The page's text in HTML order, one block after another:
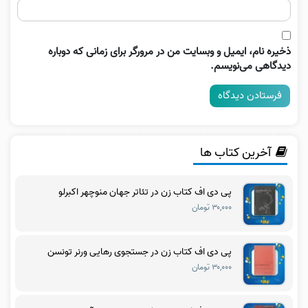
ذخیره نام، ایمیل و وبسایت من در مرورگر برای زمانی که دوباره
دیدگاهی می‌نویسم.
آخرین کتاب ها
پی دی اف کتاب زن در تئاتر جهان منوچهر اکبرلو
۳۰,۰۰۰ تومان
پی دی اف کتاب زن در جستجوی رهایی ورنر تونسن
۳۰,۰۰۰ تومان